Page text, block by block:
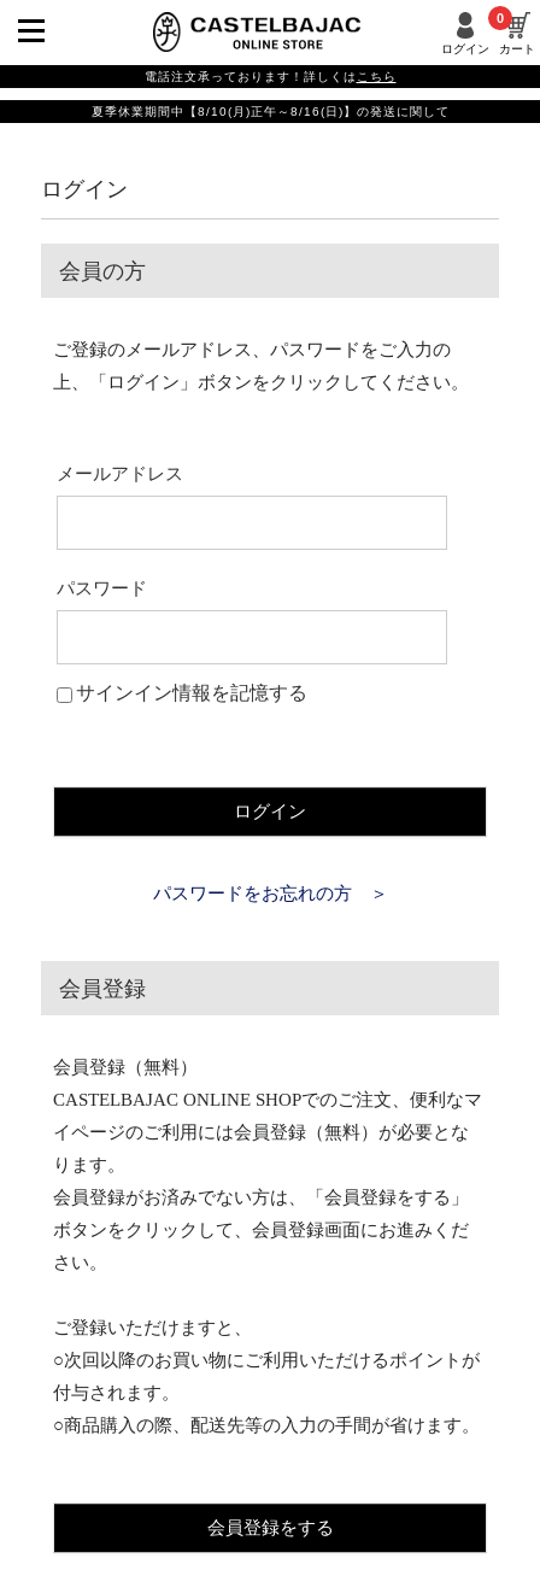
ログイン カート
0
電話注文承っております！詳しくは こちら
夏季休業期間中【8/10(月)正午～8/16(日)】の発送に関して
ログイン
会員の方
ご登録のメールアドレス、パスワードをご入力の
上、「ログイン」ボタンをクリックしてください。
メールアドレス
パスワード
サインイン情報を記憶する
ログイン
パスワードをお忘れの方 ＞
会員登録
会員登録（無料）
CASTELBAJAC ONLINE SHOPでのご注文、便利なマ
イページのご利用には会員登録（無料）が必要とな
ります。
会員登録がお済みでない方は、「会員登録をする」
ボタンをクリックして、会員登録画面にお進みくだ
さい。
ご登録いただけますと、
○次回以降のお買い物にご利用いただけるポイントが
付与されます。
○商品購入の際、配送先等の入力の手間が省けます。
会員登録をする